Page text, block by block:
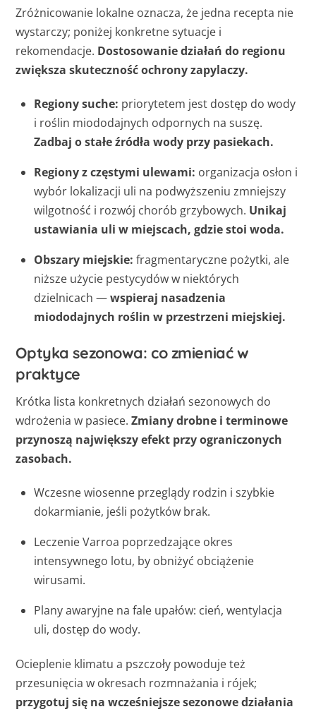
Zróżnicowanie lokalne oznacza, że jedna recepta nie
wystarczy; poniżej konkretne sytuacje i
rekomendacje. Dostosowanie działań do regionu
zwiększa skuteczność ochrony zapylaczy.
Regiony suche: priorytetem jest dostęp do wody
i roślin miododajnych odpornych na suszę.
Zadbaj o stałe źródła wody przy pasiekach.
Regiony z częstymi ulewami: organizacja osłon i
wybór lokalizacji uli na podwyższeniu zmniejszy
wilgotność i rozwój chorób grzybowych. Unikaj
ustawiania uli w miejscach, gdzie stoi woda.
Obszary miejskie: fragmentaryczne pożytki, ale
niższe użycie pestycydów w niektórych
dzielnicach —wspieraj nasadzenia
miododajnych roślin w przestrzeni miejskiej.
Optyka sezonowa: co zmieniać w
praktyce
Krótka lista konkretnych działań sezonowych do
wdrożenia w pasiece.Zmiany drobne i terminowe
przynoszą największy efekt przy ograniczonych
zasobach.
Wczesne wiosenne przeglądy rodzin i szybkie
dokarmianie, jeśli pożytków brak.
Leczenie Varroa poprzedzające okres
intensywnego lotu, by obniżyć obciążenie
wirusami.
Plany awaryjne na fale upałów: cień, wentylacja
uli, dostęp do wody.
Ocieplenie klimatu a pszczoły powoduje też
przesunięcia w okresach rozmnażania i rójek;
przygotuj się na wcześniejsze sezonowe działania